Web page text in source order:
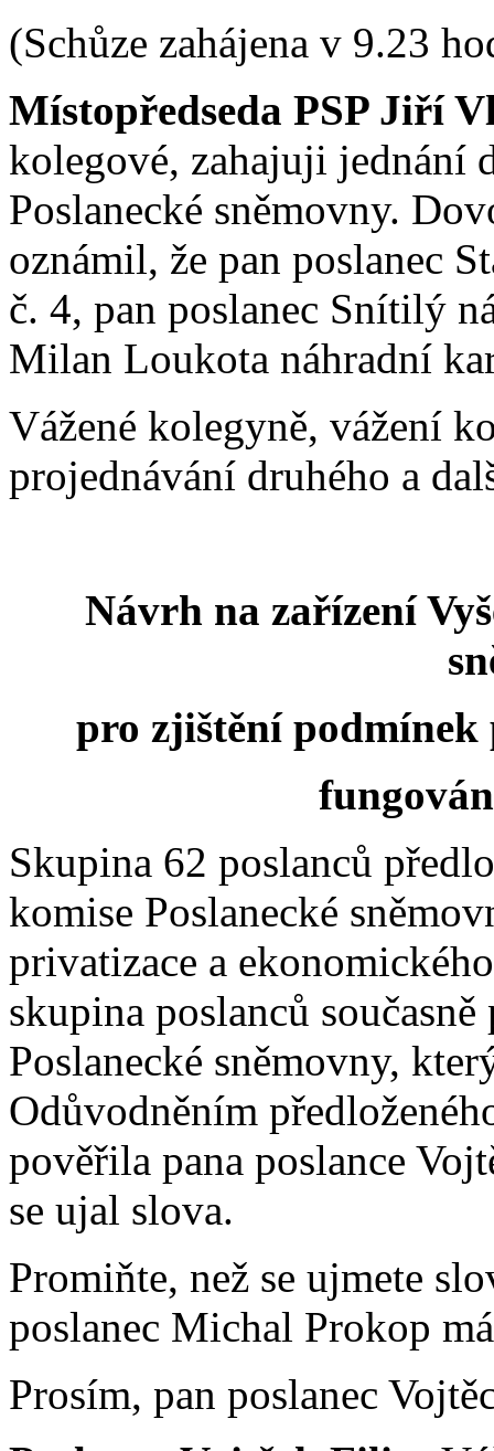
(Schůze zahájena v 9.23
Místopředseda PSP Jiří
kolegové, zahajuji jednání
Poslanecké sněmovny.
oznámil, že pan poslanec
č. 4, pan poslanec Snítilý
Milan Loukota náhradní
Vážené kolegyně, vážení
projednávání druhého a
Návrh na zařízení
pro zjištění podmínek
Skupina 62 poslanců
komise Poslanecké
privatizace a
skupina poslanců
Poslanecké sněmovny,
Odůvodněním
pověřila pana poslance
se ujal slova.
Promiňte, než se ujmete
poslanec Michal Prokop
Prosím, pan poslanec